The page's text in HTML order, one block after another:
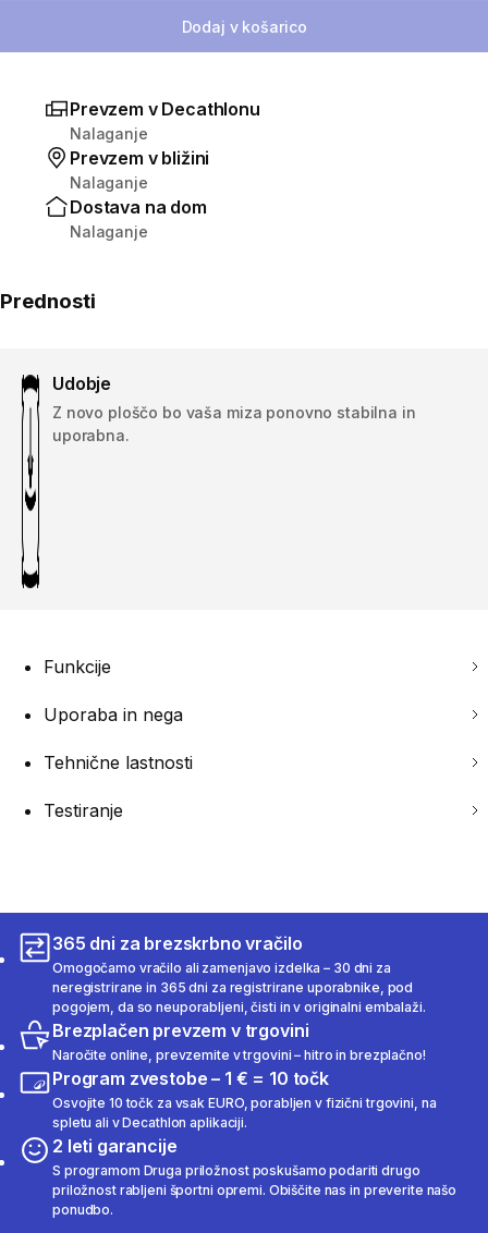
Dodaj v košarico
Prevzem v Decathlonu
Nalaganje
Prevzem v bližini
Nalaganje
Dostava na dom
Nalaganje
Prednosti
Udobje
Z novo ploščo bo vaša miza ponovno stabilna in
uporabna.
Funkcije
Uporaba in nega
Tehnične lastnosti
Testiranje
365 dni za brezskrbno vračilo
Omogočamo vračilo ali zamenjavo izdelka – 30 dni za
neregistrirane in 365 dni za registrirane uporabnike, pod
pogojem, da so neuporabljeni, čisti in v originalni embalaži.
Brezplačen prevzem v trgovini
Naročite online, prevzemite v trgovini – hitro in brezplačno!
Program zvestobe – 1 € = 10 točk
Osvojite 10 točk za vsak EURO, porabljen v fizični trgovini, na
spletu ali v Decathlon aplikaciji.
2 leti garancije
S programom Druga priložnost poskušamo podariti drugo
priložnost rabljeni športni opremi. Obiščite nas in preverite našo
ponudbo.